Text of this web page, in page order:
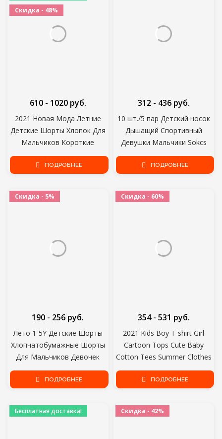
Скидка - 48%
2021 Новая Мода Летние
Детские Шорты Хлопок Для
Мальчиков Короткие
Трусики Для малышей
Детские Пляжные Короткие
Брюки Для мальчиков
610 - 1020 руб.
ПОДРОБНЕЕ
10 шт./5 пар Детский носок
Дышащий Спортивный
Девушки Мальчики Sokcs
Унисекс Хлопок Полоса
Chaussette Enfant Garcon
312 - 436 руб.
ПОДРОБНЕЕ
Скидка - 5%
Лето 1-5Y Детские Шорты
Хлопчатобумажные Шорты
Для Мальчиков Девочек
конфеты цвет Шорты
Малыш Трусики Дети Пляж
детские
190 - 256 руб.
ПОДРОБНЕЕ
Скидка - 60%
2021 Kids Boy T-shirt Girl
Cartoon Tops Cute Baby
Cotton Tees Summer Clothes
Toddler Fashion T Shirts
Children Top Costume
354 - 531 руб.
ПОДРОБНЕЕ
Бесплатная доставка! Скидка - 42%